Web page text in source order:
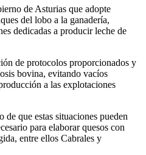
de Asturias que adopte
del lobo a la ganadería,
dedicadas a producir leche de
de protocolos proporcionados y
bovina, evitando vacíos
a las explotaciones
que estas situaciones pueden
para elaborar quesos con
entre ellos Cabrales y